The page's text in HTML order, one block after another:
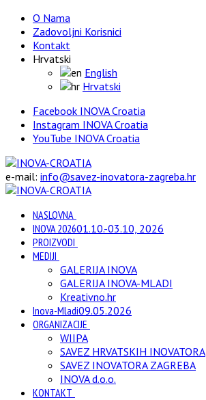
O Nama
Zadovoljni Korisnici
Kontakt
Hrvatski
English
Hrvatski
Facebook INOVA Croatia
Instagram INOVA Croatia
YouTube INOVA Croatia
e-mail: info@savez-inovatora-zagreba.hr
NASLOVNA
INOVA 202601.10.-03.10, 2026
PROIZVODI
MEDIJI
GALERIJA INOVA
GALERIJA INOVA-MLADI
Kreativno.hr
Inova-Mladi09.05.2026
ORGANIZACIJE
WIIPA
SAVEZ HRVATSKIH INOVATORA
SAVEZ INOVATORA ZAGREBA
INOVA d.o.o.
KONTAKT